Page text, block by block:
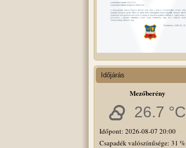
Időjárás
Mezőberény
26.7 °C
Időpont: 2026-08-07 20:00
Csapadék valószínűsége: 31 %